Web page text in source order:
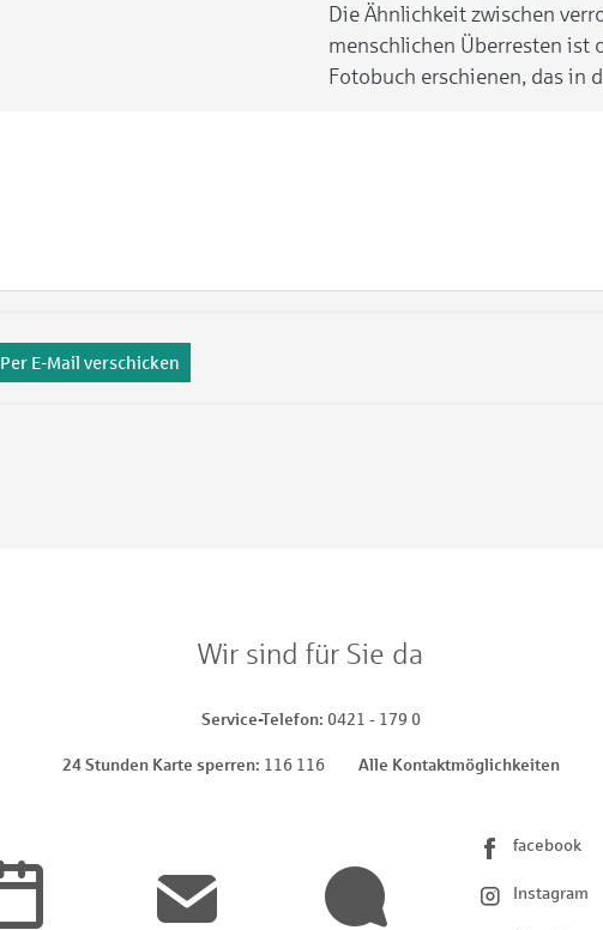
Die Ähnlichkeit zwischen
menschlichen Überresten ist
Fotobuch erschienen, das in
Per E-Mail verschicken
Wir sind für Sie da
Service-Telefon 0421 - 179 0
24 Stunden Karte sperren 116 116 Alle Kontaktmöglichkeiten
facebook
Instagram